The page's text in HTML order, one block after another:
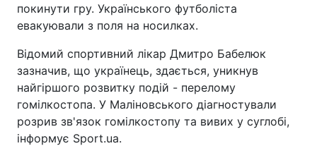
покинути гру. Українського футболіста
евакуювали з поля на носилках.
Відомий спортивний лікар Дмитро Бабелюк
зазначив, що українець, здається, уникнув
найгіршого розвитку подій - перелому
гомілкостопа. У Маліновського діагностували
розрив зв'язок гомілкостопу та вивих у суглобі,
інформує Sport.ua.